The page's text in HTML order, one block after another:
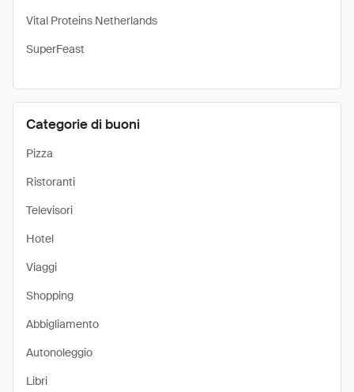
Vital Proteins Netherlands
SuperFeast
Categorie di buoni
Pizza
Ristoranti
Televisori
Hotel
Viaggi
Shopping
Abbigliamento
Autonoleggio
Libri